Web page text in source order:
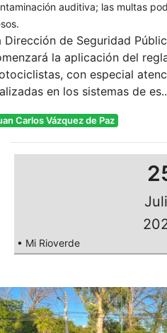
auditiva; las multas
Dirección de Seguridad
la aplicación del
con especial
en los sistemas de
Carlos Vázquez de Paz
• Mi Rioverde